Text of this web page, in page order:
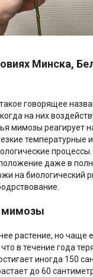
Минска,
говорящее
на них
мимозы реагирует
температурные
даже в
на биологический
мимозы
растение, но чаще
в течение года
иногда 150
до 60